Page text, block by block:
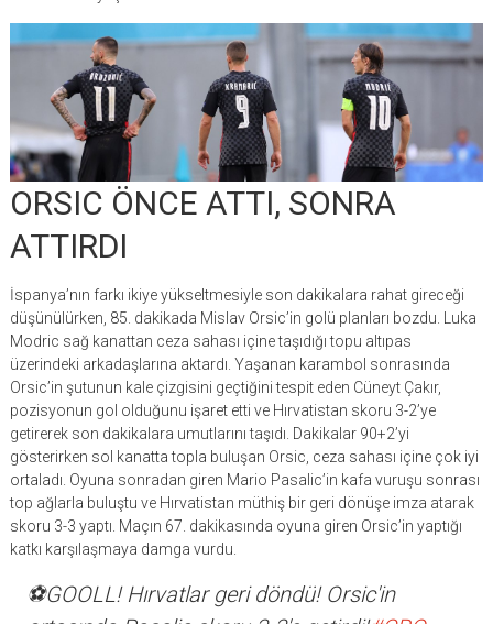
ORSIC ÖNCE ATTI, SONRA
ATTIRDI
İspanya’nın farkı ikiye yükseltmesiyle son dakikalara rahat gireceği
düşünülürken, 85. dakikada Mislav Orsic’in golü planları bozdu. Luka
Modric sağ kanattan ceza sahası içine taşıdığı topu altıpas
üzerindeki arkadaşlarına aktardı. Yaşanan karambol sonrasında
Orsic’in şutunun kale çizgisini geçtiğini tespit eden Cüneyt Çakır,
pozisyonun gol olduğunu işaret etti ve Hırvatistan skoru 3-2’ye
getirerek son dakikalara umutlarını taşıdı. Dakikalar 90+2’yi
gösterirken sol kanatta topla buluşan Orsic, ceza sahası içine çok iyi
ortaladı. Oyuna sonradan giren Mario Pasalic’in kafa vuruşu sonrası
top ağlarla buluştu ve Hırvatistan müthiş bir geri dönüşe imza atarak
skoru 3-3 yaptı. Maçın 67. dakikasında oyuna giren Orsic’in yaptığı
katkı karşılaşmaya damga vurdu.
⚽GOOLL! Hırvatlar geri döndü! Orsic'in